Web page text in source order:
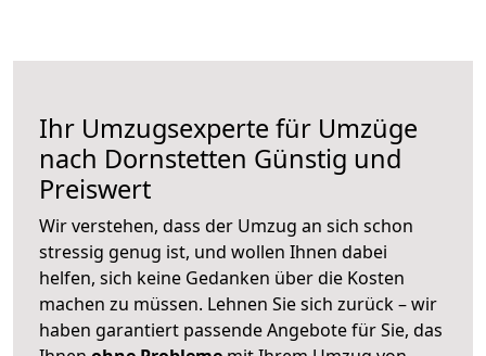
Ihr Umzugsexperte für Umzüge
nach Dornstetten Günstig und
Preiswert
Wir verstehen, dass der Umzug an sich schon
stressig genug ist, und wollen Ihnen dabei
helfen, sich keine Gedanken über die Kosten
machen zu müssen. Lehnen Sie sich zurück – wir
haben garantiert passende Angebote für Sie, das